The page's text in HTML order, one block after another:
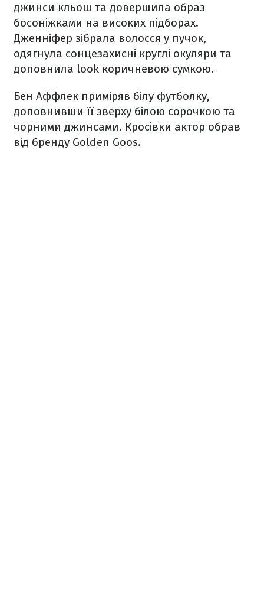
джинси кльош та довершила образ
босоніжками на високих підборах.
Дженніфер зібрала волосся у пучок,
одягнула сонцезахисні круглі окуляри та
доповнила look коричневою сумкою.
Бен Аффлек приміряв білу футболку,
доповнивши її зверху білою сорочкою та
чорними джинсами. Кросівки актор обрав
від бренду Golden Goos.